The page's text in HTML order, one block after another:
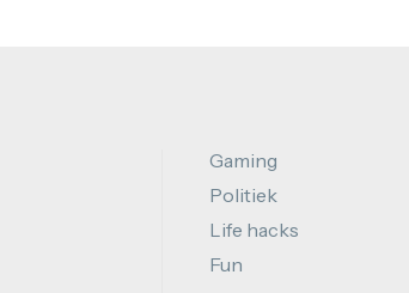
Gaming
Politiek
Life hacks
Fun